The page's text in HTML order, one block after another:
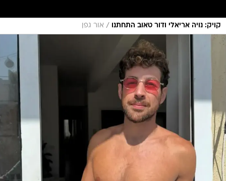
קויק: נויה אריאלי ודור טאוב התחתנו / אור גפן